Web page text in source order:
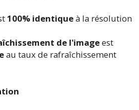
100% identiqueà la résolution
de l'imageest
au taux de rafraîchissement